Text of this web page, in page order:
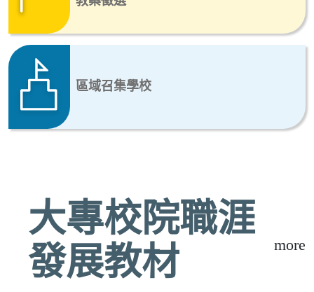
區域召集學校
大專校院職涯
發展教材
more